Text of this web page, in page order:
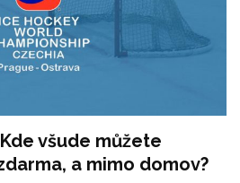
všude můžete
a mimo domov?